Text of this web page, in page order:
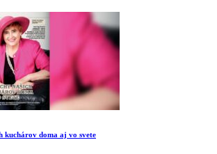
kuchárov doma aj vo svete